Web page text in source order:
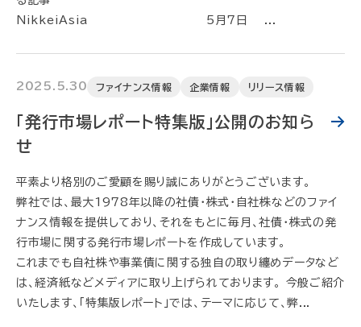
NikkeiAsia 5月7日 ...
2025.5.30 ファイナンス情報 企業情報 リリース情報
「発行市場レポート特集版」公開のお知ら
せ
平素より格別のご愛顧を賜り誠にありがとうございます。
弊社では、最大1978年以降の社債・株式・自社株などのファイ
ナンス情報を提供しており、それをもとに毎月、社債・株式の発
行市場に関する発行市場レポートを作成しています。
これまでも自社株や事業債に関する独自の取り纏めデータなど
は、経済紙などメディアに取り上げられております。 今般ご紹介
いたします、「特集版レポート」では、テーマに応じて、弊...